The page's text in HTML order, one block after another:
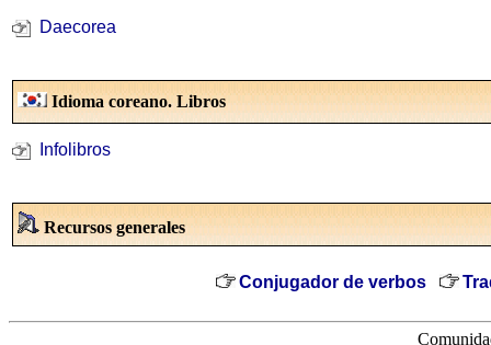
Daecorea
Idioma coreano. Libros
Infolibros
Recursos generales
Conjugador de verbos